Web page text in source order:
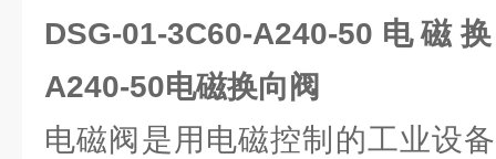
DSG-01-3C60-A240-50电磁
A240-50电磁换向阀
电磁阀是用电磁控制的工业设